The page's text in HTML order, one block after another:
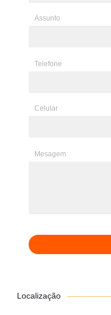
Assunto
Telefone
Celular
Mesagem
Localização